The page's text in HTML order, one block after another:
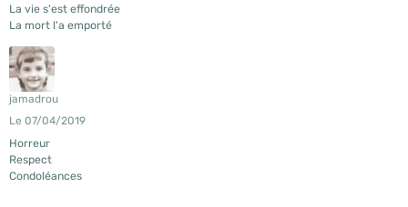
La vie s'est effondrée
La mort l'a emporté
jamadrou
Le 07/04/2019
Horreur
Respect
Condoléances